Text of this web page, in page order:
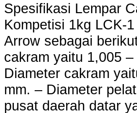
Spesifikasi Lempar
Kompetisi 1kg LCK-
Arrow sebagai
cakram yaitu 1,005
Diameter cakram
mm. – Diameter
pusat daerah datar